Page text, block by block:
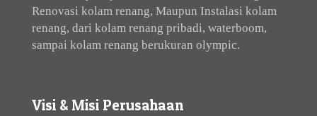
Renovasi kolam renang, Maupun Instalasi kolam
renang, dari kolam renang pribadi, waterboom,
sampai kolam renang berukuran olympic.
Visi & Misi Perusahaan